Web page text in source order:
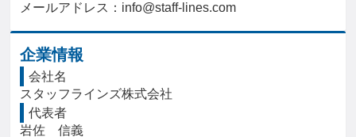
メールアドレス：info@staff-lines.com
企業情報
会社名
スタッフラインズ株式会社
代表者
岩佐　信義